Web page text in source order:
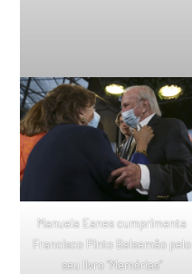
Manuela Eanes cumprimenta
Francisco Pinto Balsemão pelo
seu livro “Memórias”